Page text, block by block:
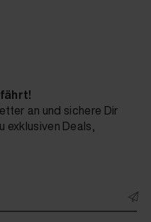
an und sichere Dir
exklusiven Deals,